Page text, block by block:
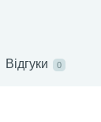
Відгуки 0